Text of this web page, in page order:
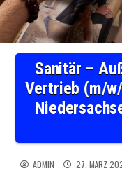
Sanitär –
Vertrieb (m/
ADMIN 27. MÄRZ